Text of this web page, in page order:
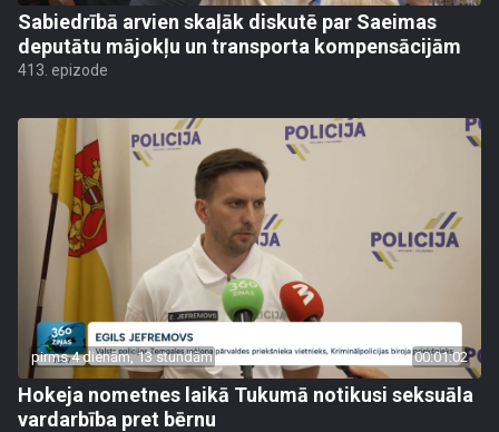
Sabiedrībā arvien skaļāk diskutē par Saeimas
deputātu mājokļu un transporta kompensācijām
413. epizode
pirms 4 dienām, 13 stundām 00:01:02
Hokeja nometnes laikā Tukumā notikusi seksuāla
vardarbība pret bērnu